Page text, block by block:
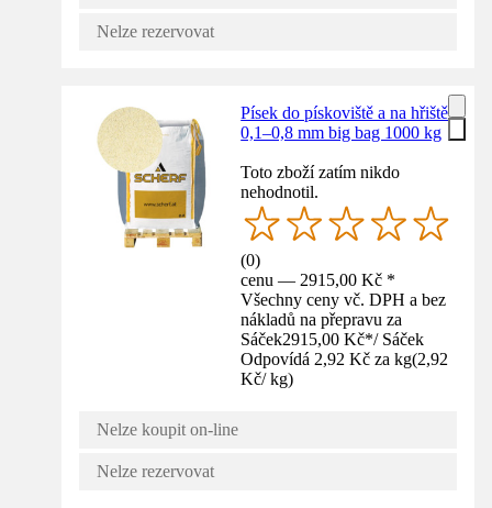
Nelze rezervovat
Písek do pískoviště a na hřiště
0,1–0,8 mm big bag 1000 kg
Toto zboží zatím nikdo
nehodnotil.
(0)
cenu — 2915,00 Kč *
Všechny ceny vč. DPH a bez
nákladů na přepravu za
Sáček2915,00 Kč*/ Sáček
Odpovídá 2,92 Kč za kg(2,92
Kč/ kg)
Nelze koupit on-line
Nelze rezervovat